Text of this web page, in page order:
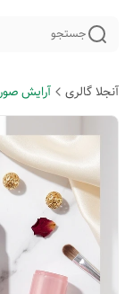
جستجو
آنجلا گالری آرایش